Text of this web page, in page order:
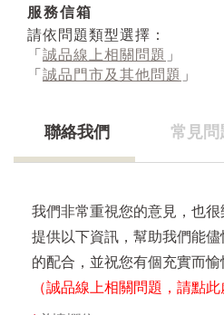
服務信箱
請依問題類型選擇：
「 誠品線上相關問題 」
「 誠品門市及其他問題 」
聯絡我們 常見問
我們非常重視您的意見，也
提供以下資訊，幫助我們能
的配合，並祝您有個充實而愉
（誠品線上相關問題，請點此